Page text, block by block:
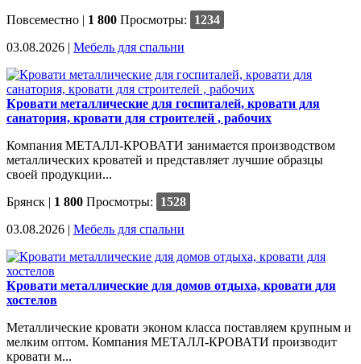
Повсеместно | 1 800 Просмотры:
1234
03.08.2026 | Мебель для спальни
Кровати металлические для госпиталей, кровати для
санатория, кровати для строителей , рабочих
Компания МЕТАЛЛ-КРОВАТИ занимается производством
металлических кроватей и представляет лучшие образцы
своей продукции...
Брянск | 1 800 Просмотры:
1528
03.08.2026 | Мебель для спальни
Кровати металлические для домов отдыха, кровати для
хостелов
Металлические кровати эконом класса поставляем крупным и
мелким оптом. Компания МЕТАЛЛ-КРОВАТИ производит
кровати м...